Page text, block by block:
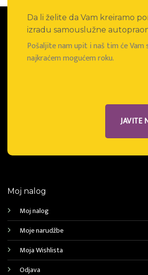
Da li želite da Vam kreiramo
izradu samouslužne
Pošaljite nam upit i naš tim će Vam
najkraćem mogućem roku.
JAVITE
Moj nalog
Moj nalog
Moje narudžbe
Moja Wishlista
Odjava